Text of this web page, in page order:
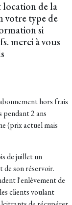
location de la
votre type de
si
merci à vous
hors frais
pendant 2 ans
(prix actuel mais
de juillet un
de son réservoir.
l'enlèvement de
clients voulant